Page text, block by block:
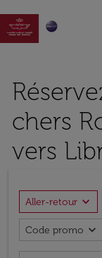

chers
vers
Aller-retour expand_more
Code promo expand_more